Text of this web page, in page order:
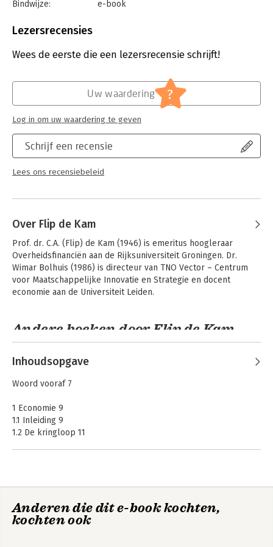
Bindwijze:
e-book
Bestandsformaat:
Uitgever:
Amsterdam University Press
Hoofdrubriek:
Lezersrecensies
Wees de eerste die een lezersrecensie schrijft!
Schrijf een recensie
Lees ons recensiebeleid
Uw waardering ?
Log in om uw waardering te geven
Over Flip de Kam
Prof. dr. C.A. (Flip) de Kam (1946) is emeritus hoogleraar
Overheidsfinanciën aan de Rijksuniversiteit Groningen. Dr.
Wimar Bolhuis (1986) is directeur van TNO Vector – Centrum
voor Maatschappelijke Innovatie en Strategie en docent
economie aan de Universiteit Leiden.
Andere boeken door Flip de Kam
economie
Inhoudsopgave
Woord vooraf 7
1 Economie 9
1.1 Inleiding 9
1.2 De kringloop 11
2 Keynes en de klassieken 39
2.1 Inleiding 39
Anderen die dit e-book kochten,
kochten ook